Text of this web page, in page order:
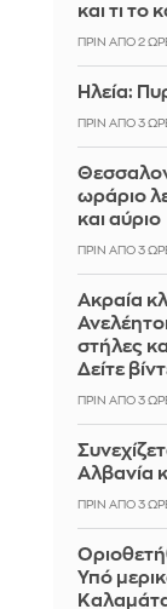
και τι το
ΠΡΙΝ ΑΠΌ 2
Ηλεία:
ΠΡΙΝ ΑΠΌ 3
ωράριο
και αύριο
ΠΡΙΝ ΑΠΌ 3
Ακραία
στήλες
Δείτε
ΠΡΙΝ ΑΠΌ 3
Αλβανία
ΠΡΙΝ ΑΠΌ 3
Υπό